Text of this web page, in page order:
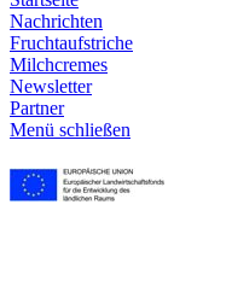
Nachrichten
Frucht­aufstriche
Milchcremes
Newsletter
Partner
Menü schließen